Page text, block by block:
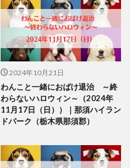
2024年10月21日
わんこと一緒におばけ退治 ～終
わらないハロウィン～（2024年
11月17日（日））｜那須ハイラン
ドパーク（栃木県那須郡）